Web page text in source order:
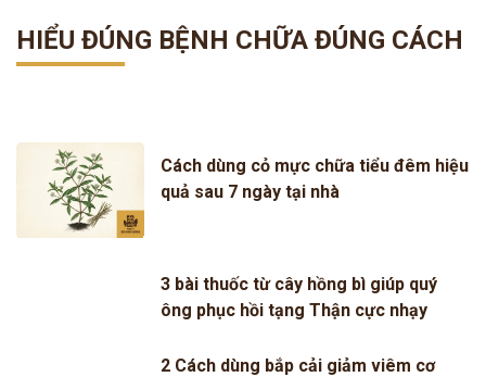
HIỂU ĐÚNG BỆNH CHỮA ĐÚNG CÁCH
Cách dùng cỏ mực chữa tiểu đêm hiệu
quả sau 7 ngày tại nhà
3 bài thuốc từ cây hồng bì giúp quý
ông phục hồi tạng Thận cực nhạy
2 Cách dùng bắp cải giảm viêm cơ